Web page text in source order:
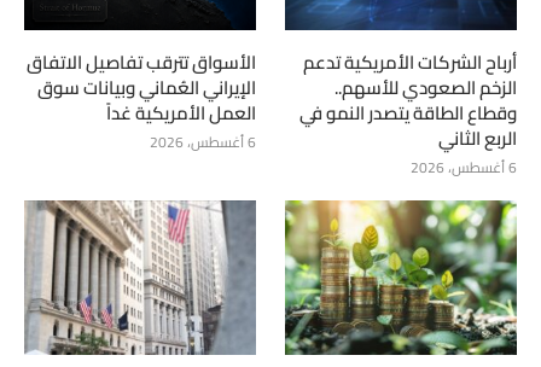
أرباح الشركات الأمريكية تدعم
الزخم الصعودي للأسهم..
وقطاع الطاقة يتصدر النمو في
الربع الثاني
6 أغسطس، 2026
الأسواق تترقب تفاصيل الاتفاق
الإيراني العُماني وبيانات سوق
العمل الأمريكية غداً
6 أغسطس، 2026